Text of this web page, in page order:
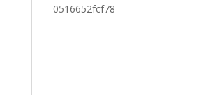
0516652fcf78